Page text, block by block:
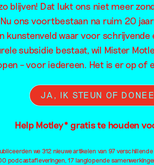
blijven! Dat lukt ons niet meer
ons voortbestaan na ruim 20
kunstenveld waar voor
subsidie bestaat, wil Mister
– voor iedereen. Het is er op of
JA, IK STEUN OF
Help Motley* gratis te houden
we 312 nieuwe artikelen van 97
podcastafleveringen, 17 langlopende